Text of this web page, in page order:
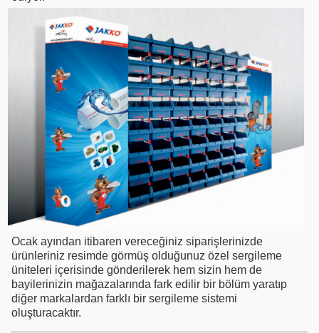
Ocak ayından itibaren vereceğiniz siparişlerinizde
ürünleriniz resimde görmüş olduğunuz özel sergileme
üniteleri içerisinde gönderilerek hem sizin hem de
bayilerinizin mağazalarında fark edilir bir bölüm yaratıp
diğer markalardan farklı bir sergileme sistemi
oluşturacaktır.